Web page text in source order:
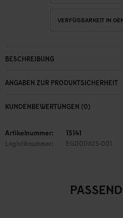
VERFÜGBARKEIT IN
BESCHREIBUNG
ANGABEN ZUR PRODUKTSICHERHEIT
KUNDENBEWERTUNGEN (0)
Artikelnummer: 13141
Logistiknummer: EG000825-001